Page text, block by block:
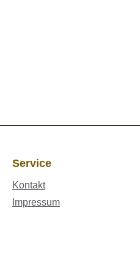
Service
Kontakt
Impressum